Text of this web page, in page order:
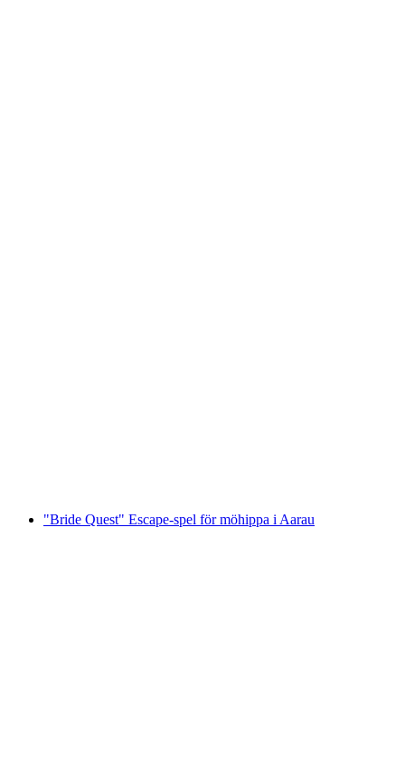
"Bride Quest" Escape-spel för möhippa i Aarau